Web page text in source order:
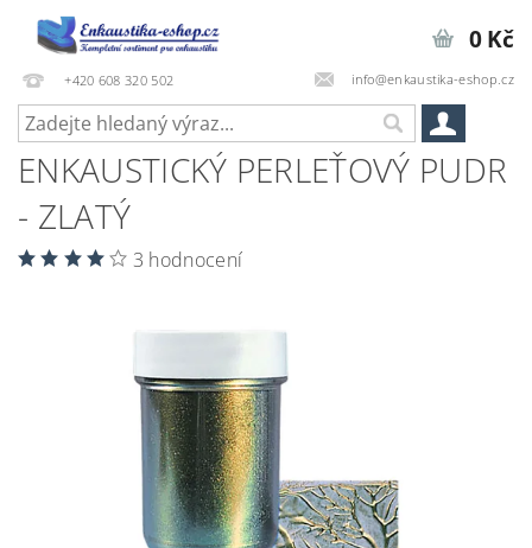
+420 608 320 502 info@enkaustika-eshop.cz
0 Kč
ENKAUSTICKÝ PERLEŤOVÝ PUDR
- ZLATÝ
3 hodnocení